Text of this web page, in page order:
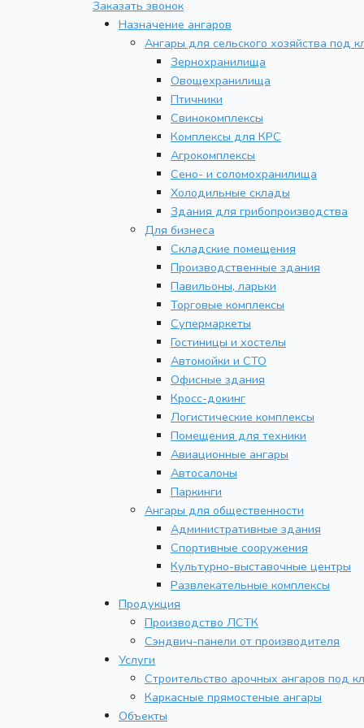
Заказать звонок
Назначение ангаров
Ангары для сельского хозяйства под
Зернохранилища
Овощехранилища
Птичники
Свинокомплексы
Комплексы для КРС
Агрокомплексы
Сено- и соломохранилища
Холодильные склады
Здания для грибопроизводства
Для бизнеса
Складские помещения
Производственные здания
Павильоны, ларьки
Торговые комплексы
Супермаркеты
Гостиницы и хостелы
Автомойки и СТО
Офисные здания
Кросс-докинг
Логистические комплексы
Помещения для техники
Авиационные ангары
Автосалоны
Паркинги
Ангары для общественности
Административные здания
Спортивные сооружения
Культурно-выставочные центры
Развлекательные комплексы
Продукция
Производство ЛСТК
Сэндвич-панели от производителя
Услуги
Строительство арочных ангаров под
Каркасные прямостеные ангары
Объекты